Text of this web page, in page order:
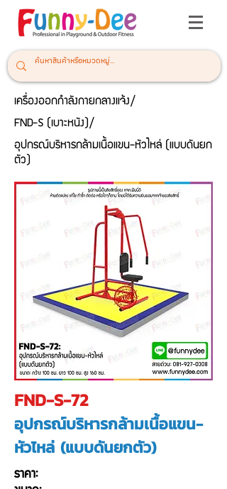
เครื่องออกกำลังกายกลางแจ้ง/
FND-S (เบาะหนัง)/
อุปกรณ์บริหารกล้ามเนื้อแขน-หัวไหล่ (แบบดันยก
ตัว)
FND-S-72
อุปกรณ์บริหารกล้ามเนื้อแขน-
หัวไหล่ (แบบดันยกตัว)
ราคา: